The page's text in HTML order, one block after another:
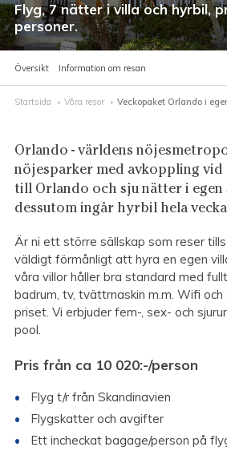
Flyg, 7 nätter i villa och hyrbil,
personer.
Översikt Information om resan
Startsida Våra resor Veckopaket Orlando i
Orlando - världens
nöjesparker med avkoppling vid
till Orlando och sju nätter i egen
dessutom ingår hyrbil hela
Är ni ett större sällskap som reser
väldigt förmånligt att hyra en egen
våra villor håller bra standard med
badrum, tv, tvättmaskin m.m. Wifi
priset. Vi erbjuder fem-, sex- och
pool.
Pris från ca 10 020:-/person
Flyg t/r från Skandinavien
Flygskatter och avgifter
Ett incheckat bagage/person på